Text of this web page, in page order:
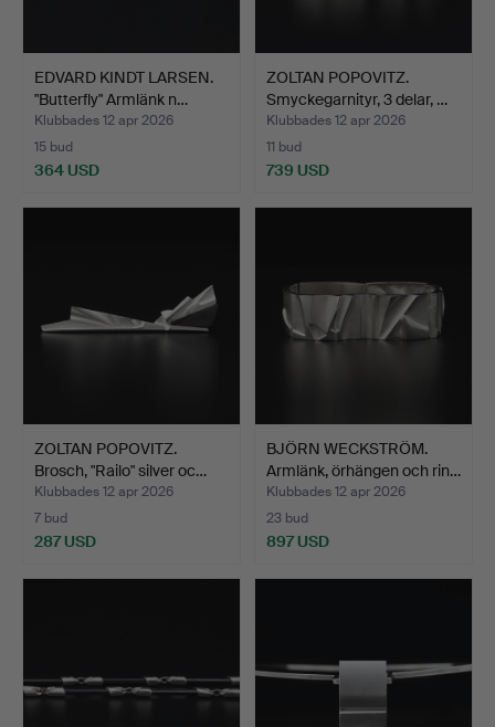
EDVARD KINDT LARSEN.
"Butterfly" Armlänk n…
Klubbades 12 apr 2026
15 bud
364 USD
ZOLTAN POPOVITZ.
Smyckegarnityr, 3 delar, …
Klubbades 12 apr 2026
11 bud
739 USD
ZOLTAN POPOVITZ.
Brosch, "Railo" silver oc…
Klubbades 12 apr 2026
7 bud
287 USD
BJÖRN WECKSTRÖM.
Armlänk, örhängen och rin…
Klubbades 12 apr 2026
23 bud
897 USD